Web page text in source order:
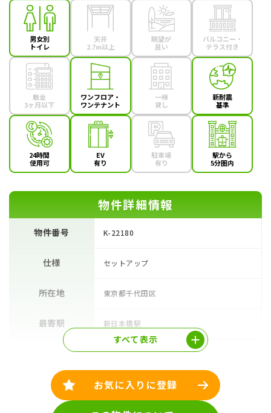
男女別
トイレ
天井
2.7m以上
眺望が
良い
バルコニー・
テラス付き
敷金
3ヶ月以下
ワンフロア・
ワンテナント
一棟
貸し
新耐震
基準
24時間
使用可
EV
有り
駐車場
有り
駅から
5分圏内
物件詳細情報
物件番号 K-22180
仕様 セットアップ
所在地 東京都千代田区
最寄駅 新日本橋駅
すべて表示
お気に入りに登録